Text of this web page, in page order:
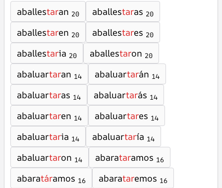
aballestaran 20 aballestaras 20
aballestaren 20 aballestares 20
aballestaria 20 aballestaron 20
abaluartaran 14 abaluartarán 14
abaluartaras 14 abaluartarás 14
abaluartaren 14 abaluartares 14
abaluartaria 14 abaluartaría 14
abaluartaron 14 abarataramos 16
abaratáramos 16 abarataremos 16